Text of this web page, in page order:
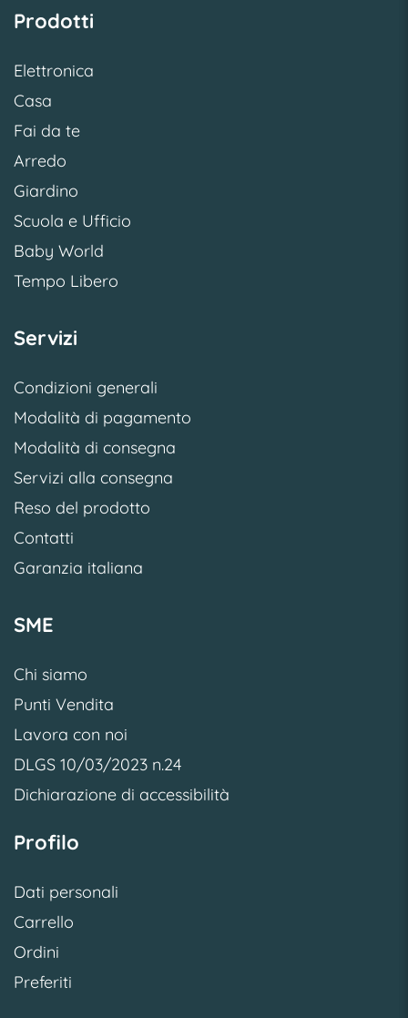
Prodotti
Elettronica
Casa
Fai da te
Arredo
Giardino
Scuola e Ufficio
Baby World
Tempo Libero
Servizi
Condizioni generali
Modalità di pagamento
Modalità di consegna
Servizi alla consegna
Reso del prodotto
Contatti
Garanzia italiana
SME
Chi siamo
Punti Vendita
Lavora con noi
DLGS 10/03/2023 n.24
Dichiarazione di accessibilità
Profilo
Dati personali
Carrello
Ordini
Preferiti